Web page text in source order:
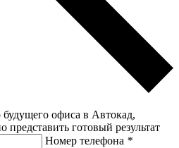
офиса в Автокад,
представить готовый результат
Номер телефона *